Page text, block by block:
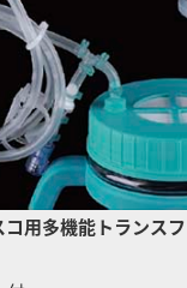
用多機能トランス